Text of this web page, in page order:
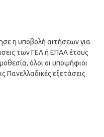
η υποβολή αιτήσεων για
των ΓΕΛ ή ΕΠΑΛ έτους
όλοι οι υποψήφιοι
Πανελλαδικές εξετάσεις